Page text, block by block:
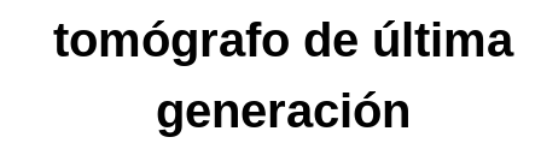
tomógrafo de última
generación